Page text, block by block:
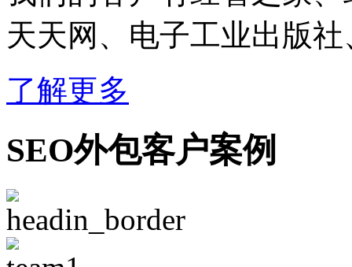
天天网、电子工业出版
了解更多
SEO外包客户案例